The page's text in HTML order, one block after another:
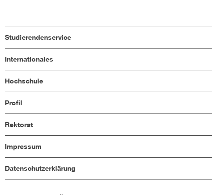
Studierendenservice
Internationales
Hochschule
Profil
Rektorat
Impressum
Datenschutzerklärung